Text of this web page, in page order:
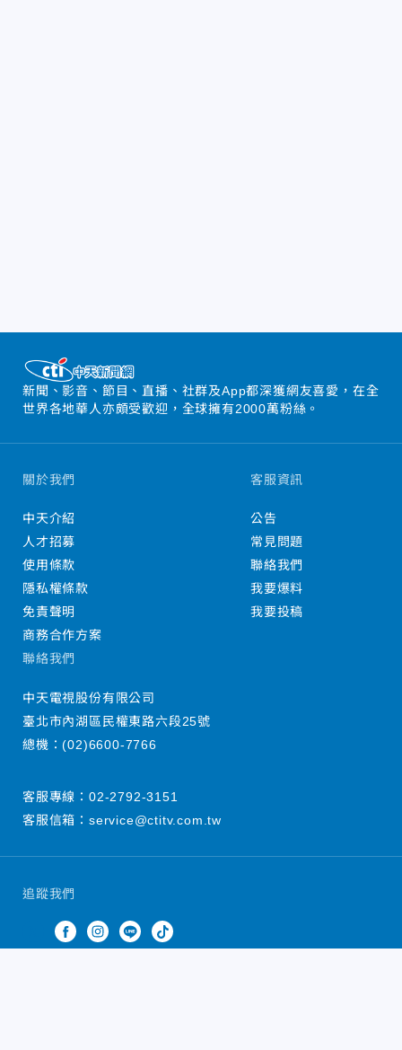
新聞、影音、節目、直播、社群及App都深獲網友喜愛，在全
世界各地華人亦頗受歡迎，全球擁有2000萬粉絲。
追蹤我們
關於我們
中天介紹
人才招募
使用條款
隱私權條款
免責聲明
商務合作方案
客服資訊
公告
常見問題
聯絡我們
我要爆料
我要投稿
聯絡我們
中天電視股份有限公司
臺北市內湖區民權東路六段25號
總機：(02)6600-7766
客服專線： 02-2792-3151
客服信箱： service@ctitv.com.tw